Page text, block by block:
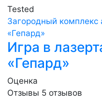
Tested
Загородный комплекс
«Гепард»
Игра в
«Гепард»
Оценка
Отзывы 5 отзывов